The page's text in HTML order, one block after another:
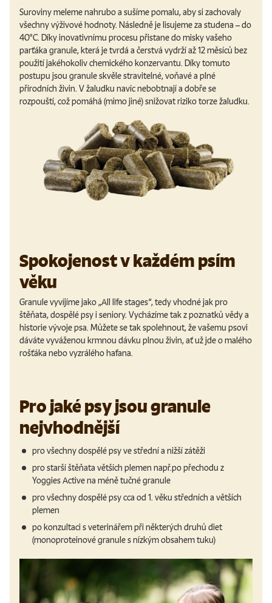
Suroviny meleme nahrubo a sušíme pomalu, aby si zachovaly
všechny výživové hodnoty. Následně je lisujeme za studena – do
40°C. Díky inovativnímu procesu přistane do misky vašeho
parťáka granule, která je tvrdá a čerstvá vydrží až 12 měsíců bez
použití jakéhokoliv chemického konzervantu. Díky tomuto
postupu jsou granule skvěle stravitelné, voňavé a plné
přírodních živin. V žaludku navíc nebobtnají a dobře se
rozpouští, což pomáhá (mimo jiné) snižovat riziko torze žaludku.
Spokojenost v každém psím
věku
Granule vyvíjíme jako „All life stages“, tedy vhodné jak pro
štěňata, dospělé psy i seniory. Vycházíme tak z poznatků vědy a
historie vývoje psa. Můžete se tak spolehnout, že vašemu psovi
dáváte vyváženou krmnou dávku plnou živin, ať už jde o malého
rošťáka nebo vyzrálého hafana.
Pro jaké psy jsou granule
nejvhodnější
pro všechny dospělé psy ve střední a nižší zátěži
pro starší štěňata větších plemen např.po přechodu z
Yoggies Active na méně tučné granule
pro všechny dospělé psy cca od 1. věku středních a větších
plemen
po konzultaci s veterinářem při některých druhů diet
(monoproteinové granule s nízkým obsahem tuku)